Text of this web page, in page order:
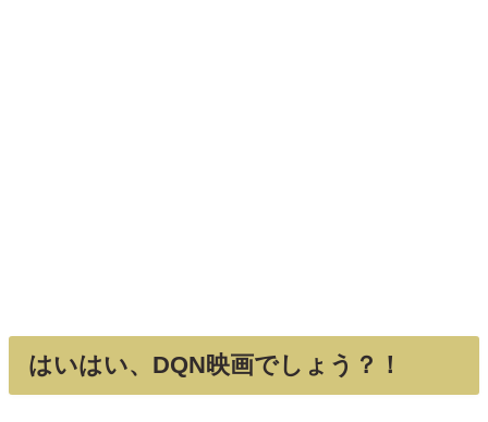
はいはい、DQN映画でしょう？！